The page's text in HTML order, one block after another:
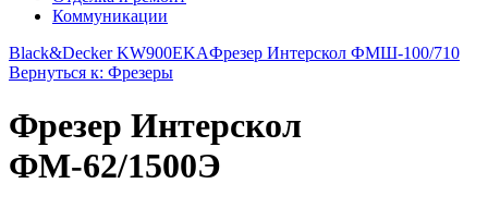
Коммуникации
Black&Decker KW900EKAФрезер Интерскол ФМШ-100/710
Вернуться к: Фрезеры
Фрезер Интерскол
ФМ-62/1500Э